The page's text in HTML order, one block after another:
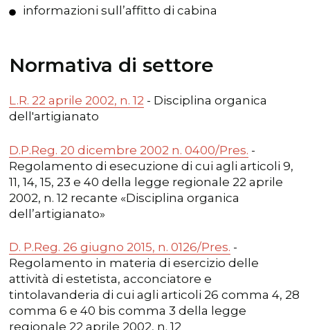
informazioni sull’affitto di cabina
Normativa di settore
L.R. 22 aprile 2002, n. 12 - Disciplina organica
dell'artigianato
D.P.Reg. 20 dicembre 2002 n. 0400/Pres. -
Regolamento di esecuzione di cui agli articoli 9,
11, 14, 15, 23 e 40 della legge regionale 22 aprile
2002, n. 12 recante «Disciplina organica
dell’artigianato»
D. P.Reg. 26 giugno 2015, n. 0126/Pres. -
Regolamento in materia di esercizio delle
attività di estetista, acconciatore e
tintolavanderia di cui agli articoli 26 comma 4, 28
comma 6 e 40 bis comma 3 della legge
regionale 22 aprile 2002, n. 12